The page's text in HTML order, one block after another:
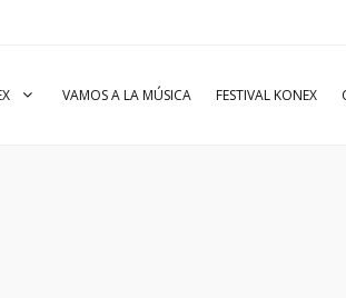
VAMOS A LA MÚSICA FESTIVAL KONEX